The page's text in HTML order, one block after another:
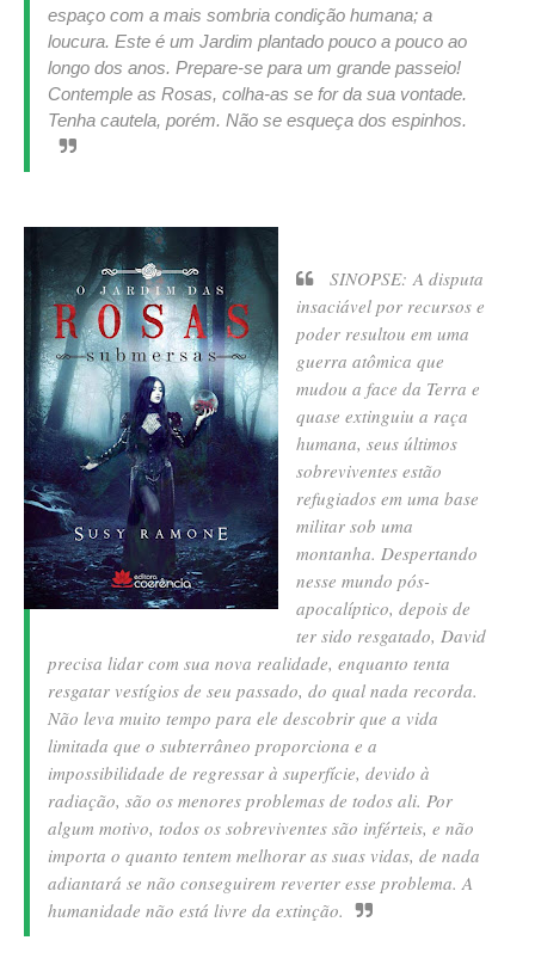
espaço com a mais sombria condição humana; a
loucura. Este é um Jardim plantado pouco a pouco ao
longo dos anos. Prepare-se para um grande passeio!
Contemple as Rosas, colha-as se for da sua vontade.
Tenha cautela, porém. Não se esqueça dos espinhos.
SINOPSE: A disputa
insaciável por recursos e
poder resultou em uma
guerra atômica que
mudou a face da Terra e
quase extinguiu a raça
humana, seus últimos
sobreviventes estão
refugiados em uma base
militar sob uma
montanha. Despertando
nesse mundo pós-
apocalíptico, depois de
ter sido resgatado, David
precisa lidar com sua nova realidade, enquanto tenta
resgatar vestígios de seu passado, do qual nada recorda.
Não leva muito tempo para ele descobrir que a vida
limitada que o subterrâneo proporciona e a
impossibilidade de regressar à superfície, devido à
radiação, são os menores problemas de todos ali. Por
algum motivo, todos os sobreviventes são inférteis, e não
importa o quanto tentem melhorar as suas vidas, de nada
adiantará se não conseguirem reverter esse problema. A
humanidade não está livre da extinção.